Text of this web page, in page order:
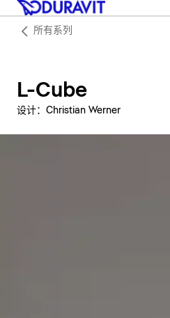
所有系列
L-Cube
设计：Christian Werner